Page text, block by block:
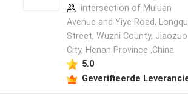
intersection of Muluan
Avenue and Yiye Road,
Street, Wuzhi County, Jiaozuo
City, Henan Province ,China
5.0
Geverifieerde